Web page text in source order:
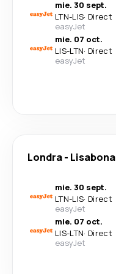
mie. 30 sept.
LTN-LIS· Direct
easyJet
mie. 07 oct.
LIS-LTN· Direct
easyJet
Londra- Lisabona
mie. 30 sept.
LTN-LIS· Direct
easyJet
mie. 07 oct.
LIS-LTN· Direct
easyJet